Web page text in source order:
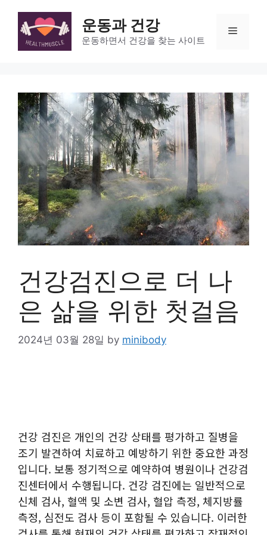
content
운동과 건강
운동하면서 건강을 찾는 사이트
Menu
건강검진으로 더 나
은 삶을 위한 첫걸음
2024년 03월 28일 by minibody
건강 검진은 개인의 건강 상태를 평가하고 질병을
조기 발견하여 치료하고 예방하기 위한 중요한 과정
입니다. 보통 정기적으로 예약하여 병원이나 건강검
진센터에서 수행됩니다. 건강 검진에는 일반적으로
신체 검사, 혈액 및 소변 검사, 혈압 측정, 체지방률
측정, 심전도 검사 등이 포함될 수 있습니다. 이러한